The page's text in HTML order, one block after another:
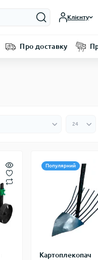
Клієнту
Про доставку
Популярний
Картоплекопач